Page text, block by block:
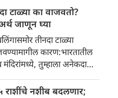
टाळ्या का वाजवतो?
जाणून घ्या
तीनदा टाळ्या
कारण:भारतातील
मंदिरांमध्ये, तुम्हाला अनेकदा
दिसतील. ही एक सामान्य
नशीब बदलणार;